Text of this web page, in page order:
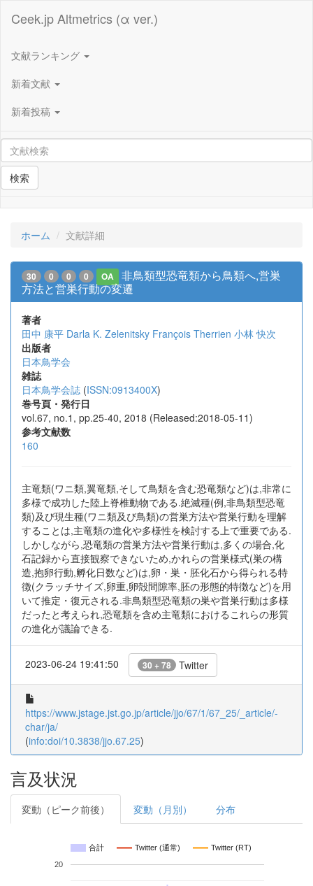
Ceek.jp Altmetrics (α ver.)
文献ランキング
新着文献
新着投稿
検索
ホーム 文献詳細
30 0 0 0 OA
非鳥類型恐竜類から鳥類へ,営巣
方法と営巣行動の変遷
著者
田中 康平 Darla K. Zelenitsky François Therrien 小林 快次
出版者
日本鳥学会
雑誌
日本鳥学会誌 (ISSN:0913400X)
巻号頁・発行日
vol.67, no.1, pp.25-40, 2018 (Released:2018-05-11)
参考文献数
160
主竜類(ワニ類,翼竜類,そして鳥類を含む恐竜類など)は,非常に
多様で成功した陸上脊椎動物である.絶滅種(例,非鳥類型恐竜
類)及び現生種(ワニ類及び鳥類)の営巣方法や営巣行動を理解
することは,主竜類の進化や多様性を検討する上で重要である.
しかしながら,恐竜類の営巣方法や営巣行動は,多くの場合,化
石記録から直接観察できないため,かれらの営巣様式(巣の構
造,抱卵行動,孵化日数など)は,卵・巣・胚化石から得られる特
徴(クラッチサイズ,卵重,卵殻間隙率,胚の形態的特徴など)を用
いて推定・復元される.非鳥類型恐竜類の巣や営巣行動は多様
だったと考えられ,恐竜類を含め主竜類におけるこれらの形質
の進化が議論できる.
2023-06-24 19:41:50 30 + 78 Twitter
https://www.jstage.jst.go.jp/article/jjo/67/1/67_25/_article/-
char/ja/
(info:doi/10.3838/jjo.67.25)
言及状況
変動（ピーク前後） 変動（月別） 分布
合計 Twitter (通常) Twitter (RT)
20